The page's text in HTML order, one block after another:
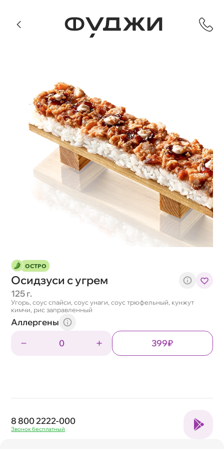
ОСТРО
Осидзуси с угрем
125 г.
Угорь, соус спайси, соус унаги, соус трюфельный, кунжут
кимчи, рис заправленный
Аллергены
0
399₽
8 800 2222-000
Звонок бесплатный